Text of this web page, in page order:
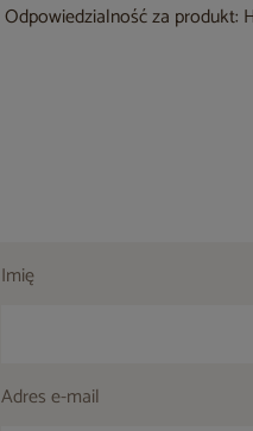
Odpowiedzialność za produkt:
Imię
Adres e-mail